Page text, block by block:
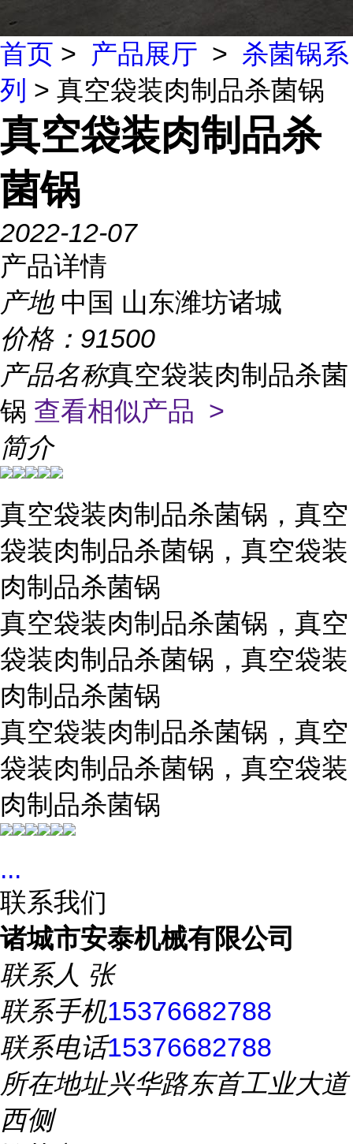
首页 > 产品展厅 > 杀菌锅系
列 > 真空袋装肉制品杀菌锅
真空袋装肉制品杀
菌锅
2022-12-07
产品详情
产地 中国 山东潍坊诸城
价格： 91500
产品名称真空袋装肉制品杀菌
锅 查看相似产品 >
简介
真空袋装肉制品杀菌锅，真空
袋装肉制品杀菌锅，真空袋装
肉制品杀菌锅
真空袋装肉制品杀菌锅，真空
袋装肉制品杀菌锅，真空袋装
肉制品杀菌锅
真空袋装肉制品杀菌锅，真空
袋装肉制品杀菌锅，真空袋装
肉制品杀菌锅
...
联系我们
诸城市安泰机械有限公司
联系人 张
联系手机15376682788
联系电话15376682788
所在地址兴华路东首工业大道
西侧